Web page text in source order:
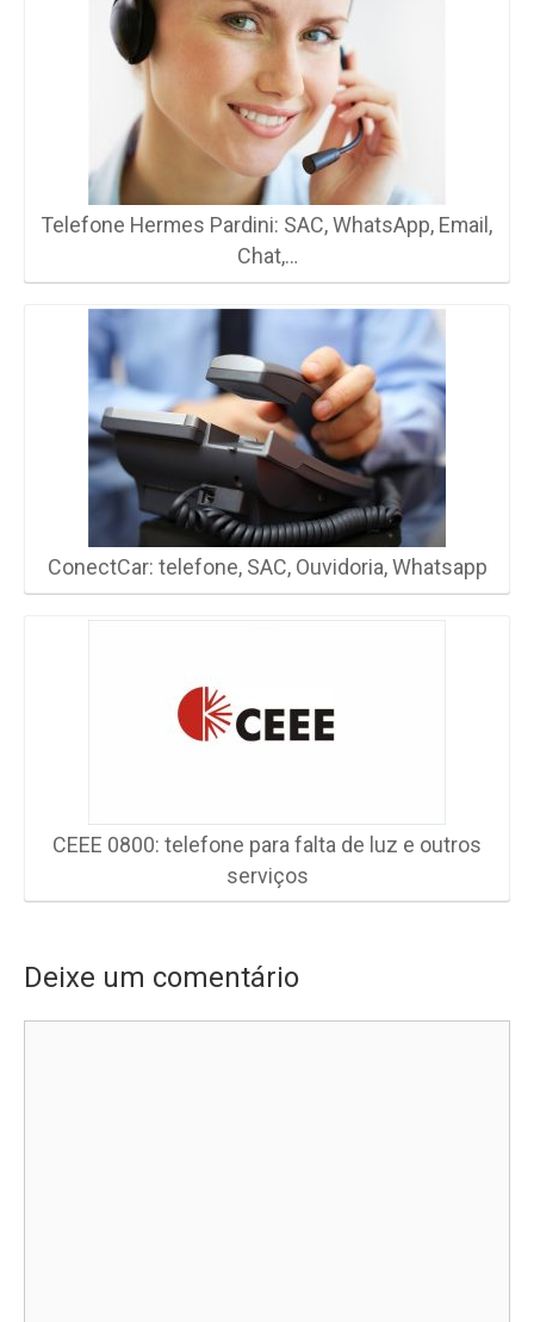
Telefone Hermes Pardini: SAC, WhatsApp, Email,
Chat,…
ConectCar: telefone, SAC, Ouvidoria, Whatsapp
CEEE 0800: telefone para falta de luz e outros
serviços
Deixe um comentário